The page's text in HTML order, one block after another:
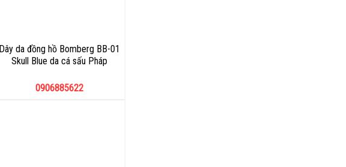
Dây da đồng hồ Bomberg BB-01
Skull Blue da cá sấu Pháp
0906885622